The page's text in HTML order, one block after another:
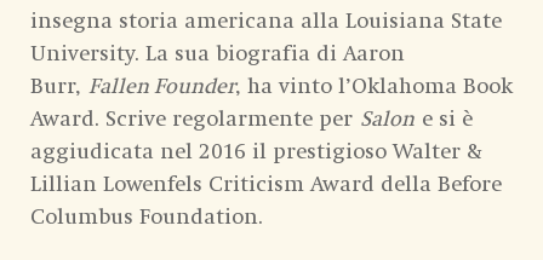
insegna storia americana alla Louisiana State
University. La sua biografia di Aaron
Burr, Fallen Founder, ha vinto l’Oklahoma Book
Award. Scrive regolarmente per Salon e si è
aggiudicata nel 2016 il prestigioso Walter &
Lillian Lowenfels Criticism Award della Before
Columbus Foundation.